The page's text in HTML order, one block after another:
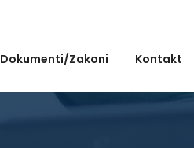
Dokumenti/Zakoni Kontakt